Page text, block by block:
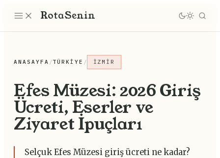
RotaSenin
ANASAYFA /TÜRKIYE / İZMIR
Efes Müzesi: 2026 Giriş
Ücreti, Eserler ve
Ziyaret İpuçları
Selçuk Efes Müzesi giriş ücreti ne kadar?